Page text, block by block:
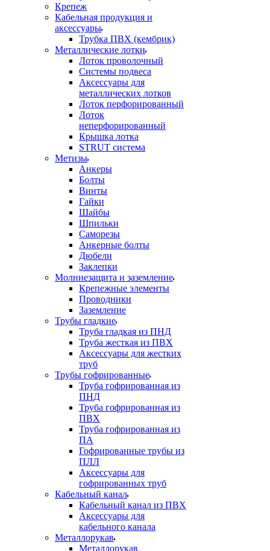
Крепеж
Кабельная продукция и
аксессуары
Трубка ПВХ (кембрик)
Металлические лотки
Лоток проволочный
Системы подвеса
Аксессуары для
металлических лотков
Лоток перфорированный
Лоток
неперфорированный
Крышка лотка
STRUT система
Метизы
Анкеры
Болты
Винты
Гайки
Шайбы
Шпильки
Саморезы
Анкерные болты
Дюбели
Заклепки
Молниезащита и заземление
Крепежные элементы
Проводники
Заземление
Трубы гладкие
Труба гладкая из ПНД
Труба жесткая из ПВХ
Аксессуары для жестких
труб
Трубы гофрированные
Труба гофрированная из
ПНД
Труба гофрированная из
ПВХ
Труба гофрированная из
ПА
Гофрированные трубы из
ПЛЛ
Аксессуары для
гофрированных труб
Кабельный канал
Кабельный канал из ПВХ
Аксессуары для
кабельного канала
Металлорукав
Металлорукав